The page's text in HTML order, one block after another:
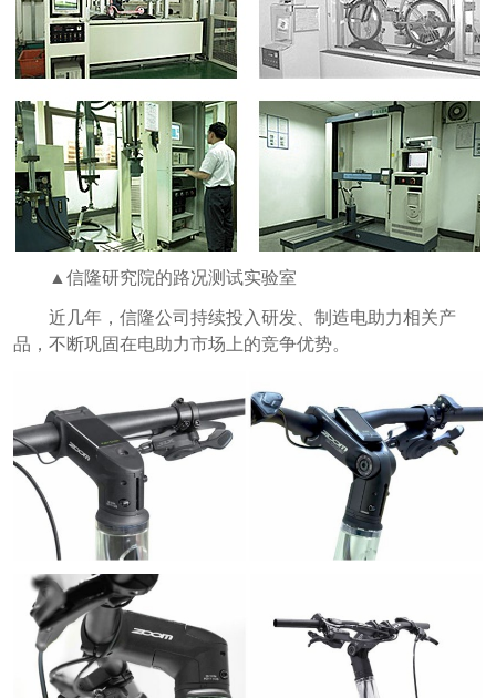
▲信隆研究院的路况测试实验室
近几年，信隆公司持续投入研发、制造电助力相关产
品，不断巩固在电助力市场上的竞争优势。